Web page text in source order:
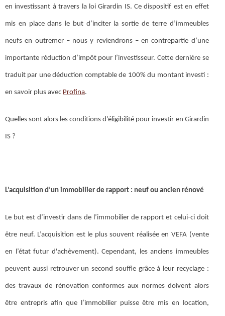
en investissant à travers la loi Girardin IS. Ce dispositif est en effet
mis en place dans le but d’inciter la sortie de terre d’immeubles
neufs en outremer – nous y reviendrons – en contrepartie d’une
importante réduction d’impôt pour l’investisseur. Cette dernière se
traduit par une déduction comptable de 100% du montant investi :
en savoir plus avec Profina.
Quelles sont alors les conditions d'éligibilité pour investir en Girardin
IS ?
L’acquisition d’un immobilier de rapport : neuf ou ancien rénové
Le but est d’investir dans de l’immobilier de rapport et celui-ci doit
être neuf. L’acquisition est le plus souvent réalisée en VEFA (vente
en l’état futur d'achèvement). Cependant, les anciens immeubles
peuvent aussi retrouver un second souffle grâce à leur recyclage :
des travaux de rénovation conformes aux normes doivent alors
être entrepris afin que l’immobilier puisse être mis en location,